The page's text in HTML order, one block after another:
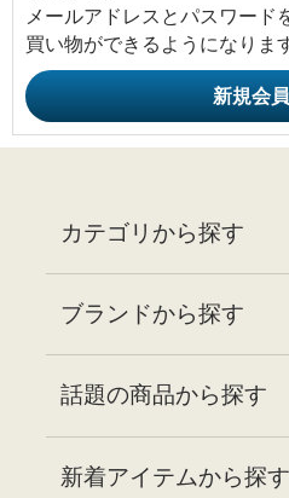
メールアドレスとパスワード
買い物ができるようになりま
カテゴリから探す
ブランドから探す
話題の商品から探す
新着アイテムから探す